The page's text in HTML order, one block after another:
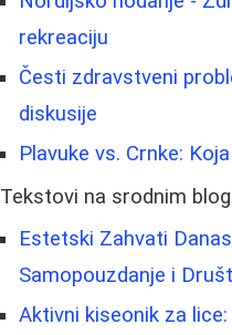
rekreaciju
Česti zdravstveni
diskusije
Plavuke vs. Crnke:
Tekstovi na srodnim
Estetski Zahvati
Samopouzdanje i
Aktivni kiseonik za